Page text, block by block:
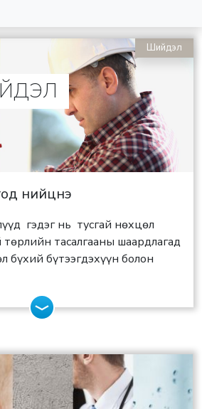
нийцнэ
гэдэг нь тусгай нөхцөл
төрлийн тасалгааны шаардлагад
бүхий бүтээгдэхүүн болон
Шийдэл